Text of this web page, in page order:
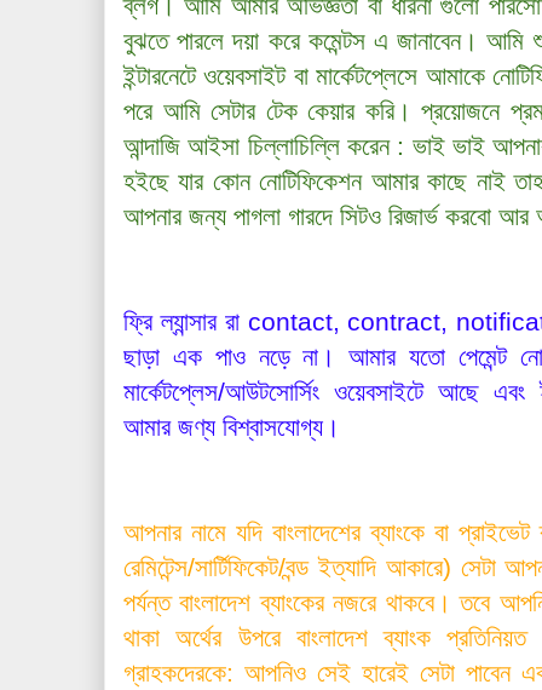
বুঝতে পারলে দয়া করে কমেন্টস এ জানাবেন।
ইন্টারনেটে ওয়েবসাইট বা মার্কেটপ্লেসে আমাকে
পরে আমি সেটার টেক কেয়ার করি। প্রয়োজনে
আন্দাজি আইসা চিল্লাচিল্লি করেন : ভাই ভাই
হইছে যার কোন নোটিফিকেশন আমার কাছে নাই
আপনার জন্য পাগলা গারদে সিটও রিজার্ভ করবো আর
ফ্রি ল্যান্সার রা contact, contract,
ছাড়া এক পাও নড়ে না। আমার যতো পেমেন্ট
মার্কেটপ্লেস/আউটসোর্সিং ওয়েবসাইটে আছে
আমার জণ্য বিশ্বাসযোগ্য।
আপনার নামে যদি বাংলাদেশের ব্যাংকে বা
রেমিটেন্স/সার্টিফিকেট/বন্ড ইত্যাদি আকারে)
পর্যন্ত বাংলাদেশ ব্যাংকের নজরে থাকবে। তবে
থাকা অর্থের উপরে বাংলাদেশ ব্যাংক
গ্রাহকদেরকে: আপনিও সেই হারেই সেটা পাবেন